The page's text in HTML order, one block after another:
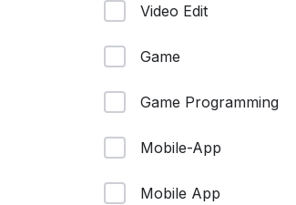
Video Edit
Game
Game Programming
Mobile-App
Mobile App